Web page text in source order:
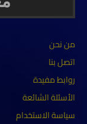
من نحن
اتصل بنا
روابط مفيدة
الأسئلة الشائعة
سياسة الاستخدام